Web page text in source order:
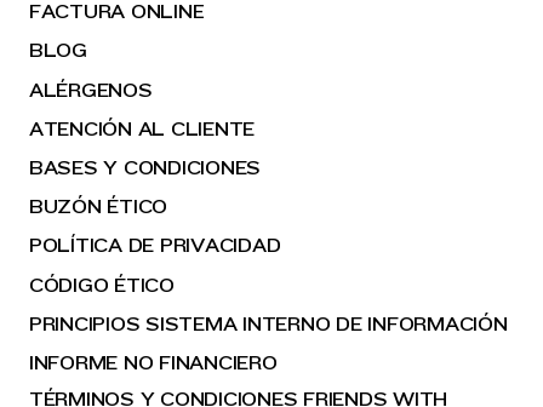
FACTURA ONLINE
BLOG
ALÉRGENOS
ATENCIÓN AL CLIENTE
BASES Y CONDICIONES
BUZÓN ÉTICO
POLÍTICA DE PRIVACIDAD
CÓDIGO ÉTICO
PRINCIPIOS SISTEMA INTERNO DE INFORMACIÓN
INFORME NO FINANCIERO
TÉRMINOS Y CONDICIONES FRIENDS WITH